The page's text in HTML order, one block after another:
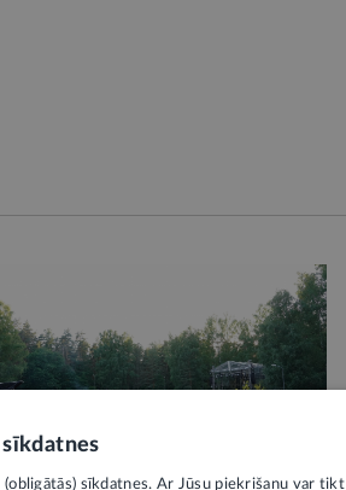
SPĒKĀ
sīkdatnes. Ar Jūsu piekrišanu var tikt